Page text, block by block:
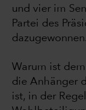
und vier im
Partei des
dazugewonnen.
Warum ist
die Anhänger
ist, in der